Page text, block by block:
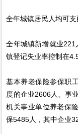
全年城镇居民人均可
全年城镇新增就业
镇登记失业率控制在
基本养老保险参保职
度的企业2606人、事
机关事业单位养老保
保5485人，其中企业